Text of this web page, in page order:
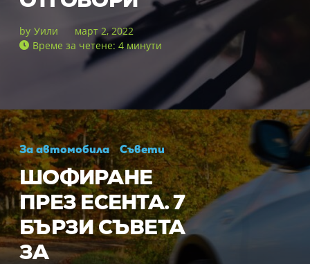
by Уили
март 2, 2022
Време за четене: 4 минути
За автомобила Съвети
ШОФИРАНЕ
ПРЕЗ ЕСЕНТА. 7
БЪРЗИ СЪВЕТА
ЗА